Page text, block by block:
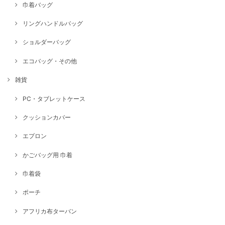
巾着バッグ
リングハンドルバッグ
ショルダーバッグ
エコバッグ・その他
雑貨
PC・タブレットケース
クッションカバー
エプロン
かごバッグ用 巾着
巾着袋
ポーチ
アフリカ布ターバン